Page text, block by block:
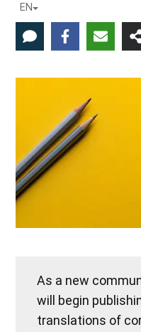
EN
As a new
will begin
translations of